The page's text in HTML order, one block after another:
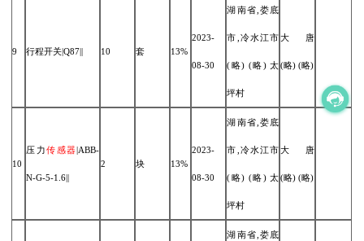
9 行程开关|Q87|| 10 套 13%
2023-
08-30
湖南省,娄底
市,冷水江市
(略) (略) 太
坪村
大唐
(略) (略)
10
压力传感器|ABB-
N-G-5-1.6||
2 块 13%
2023-
08-30
湖南省,娄底
市,冷水江市
(略) (略) 太
坪村
大唐
(略) (略)
湖南省,娄底